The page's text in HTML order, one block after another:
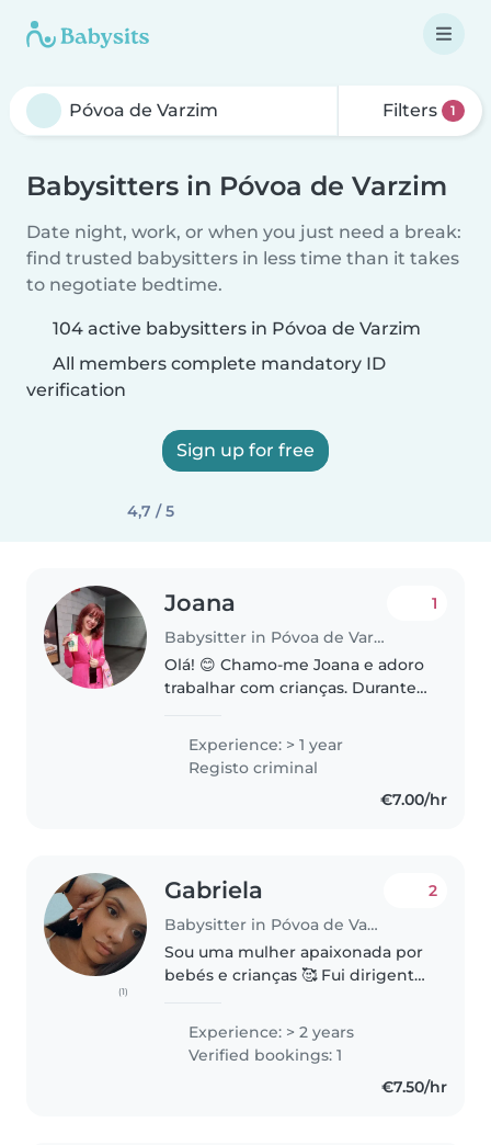
Filters 1
Babysitters in Póvoa de Varzim
Date night, work, or when you just need a break:
find trusted babysitters in less time than it takes
to negotiate bedtime.
104 active babysitters in Póvoa de Varzim
All members complete mandatory ID
verification
Sign up for free
4,7 / 5
Joana
Babysitter in Póvoa de Varzim
1
Olá! 😊 Chamo-me Joana e adoro
trabalhar com crianças. Durante
Animação Sociocultural, estagiei
num Centro Social, onde
trabalhei com crianças dos 3 aos..
Experience: > 1 year
Registo criminal
€7.00/hr
(1)
Gabriela
Babysitter in Póvoa de Varzim
2
Sou uma mulher apaixonada por
bebés e crianças 🥰 Fui dirigente
aos 16 anos. Cuidei de um
menino desde que nasceu até..
Experience: > 2 years
Verified bookings: 1
€7.50/hr